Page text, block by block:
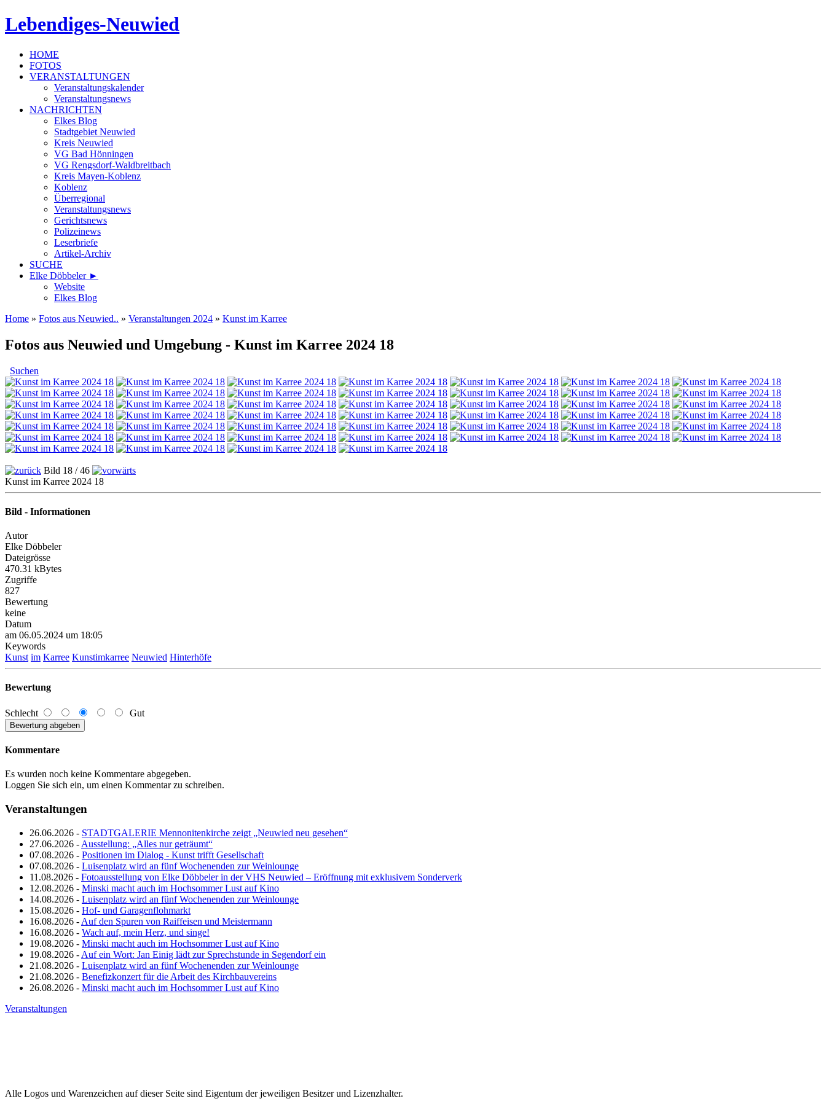
Lebendiges-Neuwied
HOME
FOTOS
VERANSTALTUNGEN
Veranstaltungskalender
Veranstaltungsnews
NACHRICHTEN
Elkes Blog
Stadtgebiet Neuwied
Kreis Neuwied
VG Bad Hönningen
VG Rengsdorf-Waldbreitbach
Kreis Mayen-Koblenz
Koblenz
Überregional
Veranstaltungsnews
Gerichtsnews
Polizeinews
Leserbriefe
Artikel-Archiv
SUCHE
Elke Döbbeler ►
Website
Elkes Blog
Home » Fotos aus Neuwied.. » Veranstaltungen 2024 » Kunst im Karree
Fotos aus Neuwied und Umgebung - Kunst im Karree 2024 18
Suchen
Bild 18 / 46
Kunst im Karree 2024 18
Bild - Informationen
Autor
Elke Döbbeler
Dateigrösse
470.31 kBytes
Zugriffe
827
Bewertung
keine
Datum
am 06.05.2024 um 18:05
Keywords
Kunst im Karree Kunstimkarree Neuwied Hinterhöfe
Bewertung
Schlecht Gut
Kommentare
Es wurden noch keine Kommentare abgegeben.
Loggen Sie sich ein, um einen Kommentar zu schreiben.
Veranstaltungen
26.06.2026 - STADTGALERIE Mennonitenkirche zeigt „Neuwied neu gesehen“
27.06.2026 - Ausstellung: „Alles nur geträumt“
07.08.2026 - Positionen im Dialog - Kunst trifft Gesellschaft
07.08.2026 - Luisenplatz wird an fünf Wochenenden zur Weinlounge
11.08.2026 - Fotoausstellung von Elke Döbbeler in der VHS Neuwied – Eröffnung mit exklusivem Sonderverk
12.08.2026 - Minski macht auch im Hochsommer Lust auf Kino
14.08.2026 - Luisenplatz wird an fünf Wochenenden zur Weinlounge
15.08.2026 - Hof- und Garagenflohmarkt
16.08.2026 - Auf den Spuren von Raiffeisen und Meistermann
16.08.2026 - Wach auf, mein Herz, und singe!
19.08.2026 - Minski macht auch im Hochsommer Lust auf Kino
19.08.2026 - Auf ein Wort: Jan Einig lädt zur Sprechstunde in Segendorf ein
21.08.2026 - Luisenplatz wird an fünf Wochenenden zur Weinlounge
21.08.2026 - Benefizkonzert für die Arbeit des Kirchbauvereins
26.08.2026 - Minski macht auch im Hochsommer Lust auf Kino
Veranstaltungen
Alle Logos und Warenzeichen auf dieser Seite sind Eigentum der jeweiligen Besitzer und Lizenzhalter.